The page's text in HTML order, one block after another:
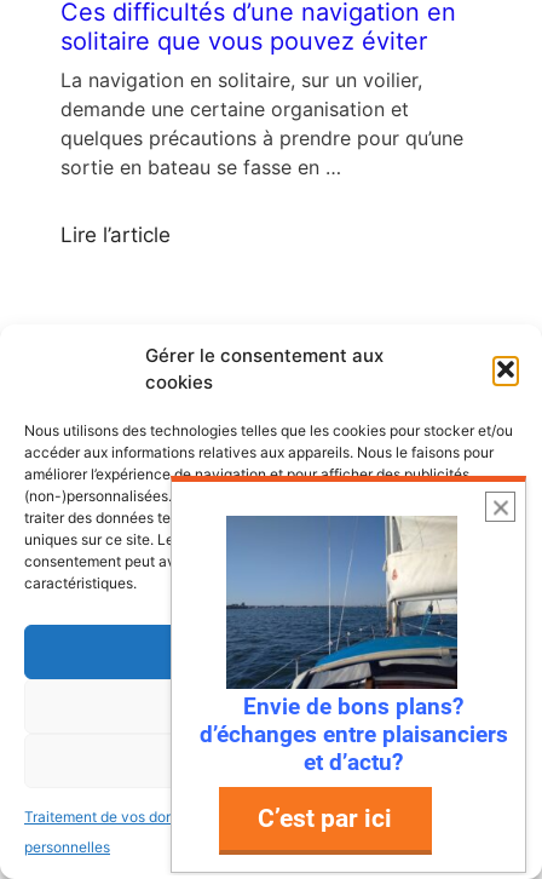
Gérer le consentement aux
cookies
Nous utilisons des technologies telles que les cookies pour stocker et/ou
accéder aux informations relatives aux appareils. Nous le faisons pour
améliorer l’expérience de navigation et pour afficher des publicités
(non-)personnalisées. Consentir à ces technologies nous autorisera à
traiter des données telles que le comportement de navigation ou les ID
uniques sur ce site. Le fait de ne pas consentir ou de retirer son
consentement peut avoir un effet négatif sur certaines fonctonnalités et
caractéristiques.
Accepter
Refuser
Voir les préférences
Traitement de vos données
personnelles
Traitement de vos données
personnelles
Ces difficultés d’une navigation en
solitaire que vous pouvez éviter
La navigation en solitaire, sur un voilier,
demande une certaine organisation et
quelques précautions à prendre pour qu’une
sortie en bateau se fasse en …
Lire l’article
Croisières et escales
nos côtes
Envie de bons plans?
d’échanges entre plaisanciers
et d’actu?
C’est par ici